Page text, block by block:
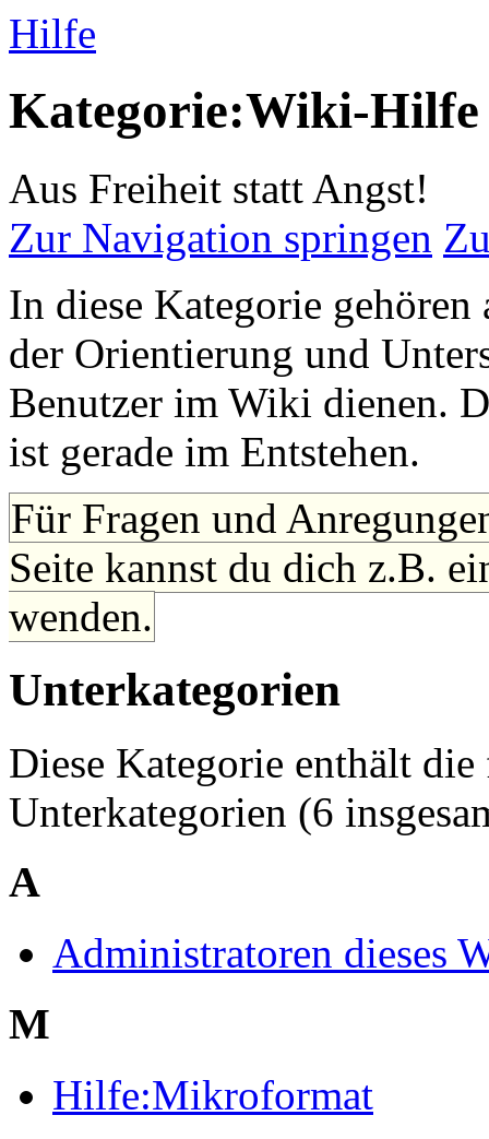
Hilfe
Kategorie:Wiki-Hilfe
Aus Freiheit statt Angst!
Zur Navigation springen
In diese Kategorie gehören
der Orientierung und
Benutzer im Wiki dienen.
ist gerade im Entstehen.
Für Fragen und
Seite kannst du dich z.B.
wenden.
Unterkategorien
Diese Kategorie enthält
Unterkategorien (6
A
Administratoren dieses
M
Hilfe:Mikroformat